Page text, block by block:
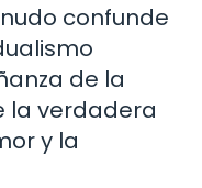
confunde
de la
la verdadera
y la